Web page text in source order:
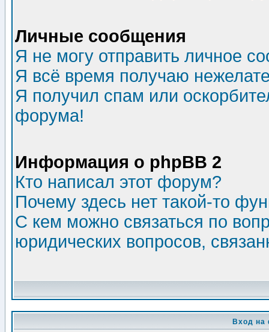
Личные сообщения
Я не могу отправить личное
Я всё время получаю
Я получил спам или
форума!
Информация о phpBB 2
Кто написал этот форум?
Почему здесь нет такой-то
С кем можно связаться по
юридических вопросов,
Вход на